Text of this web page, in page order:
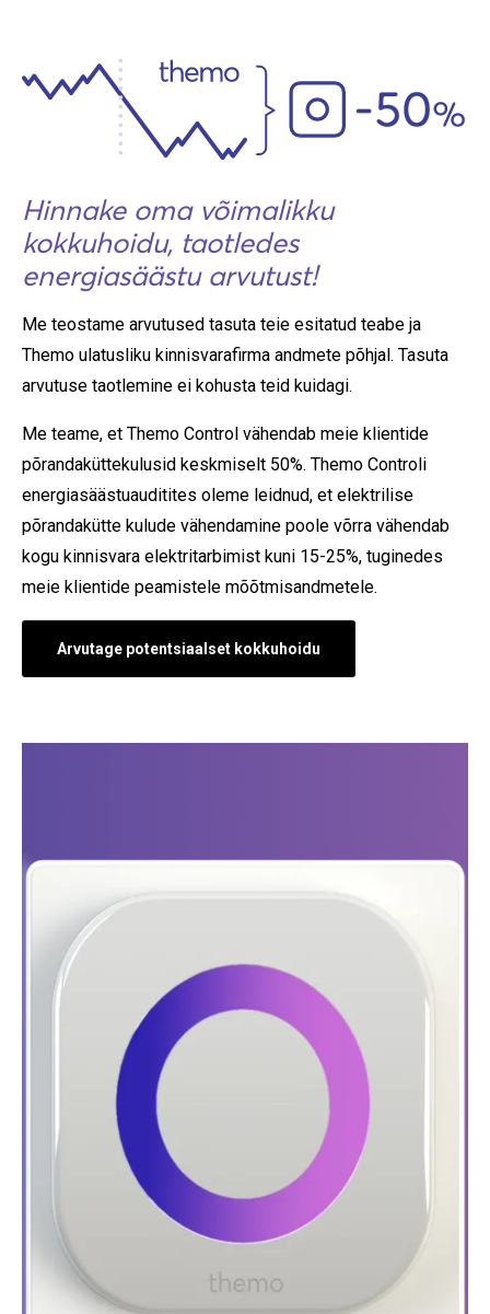
Hinnake oma võimalikku
kokkuhoidu, taotledes
energiasäästu arvutust!
Me teostame arvutused tasuta teie esitatud teabe ja
Themo ulatusliku kinnisvarafirma andmete põhjal. Tasuta
arvutuse taotlemine ei kohusta teid kuidagi.
Me teame, et Themo Control vähendab meie klientide
põrandaküttekulusid keskmiselt 50%. Themo Controli
energiasäästuauditites oleme leidnud, et elektrilise
põrandakütte kulude vähendamine poole võrra vähendab
kogu kinnisvara elektritarbimist kuni 15-25%, tuginedes
meie klientide peamistele mõõtmisandmetele.
Arvutage potentsiaalset kokkuhoidu